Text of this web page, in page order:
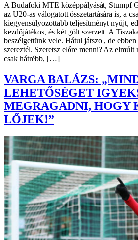
A Budafoki MTE középpályását, Stumpf
az U20-as válogatott összetartására is, a
kiegyensúlyozottabb teljesítményt nyújt,
kezdőjátékos, és két gólt szerzett. A
beszélgettünk vele. Hátul játszol, de
szereztél. Szeretsz előre menni? Az elmúlt
csak hátrébb, […]
VARGA BALÁZS:
LEHETŐSÉGET
MEGRAGADNI, HOGY
LŐJEK!”